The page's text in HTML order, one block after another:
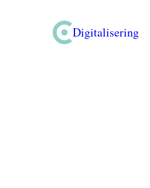
Digitalisering